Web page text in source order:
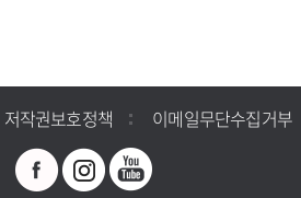
저작권보호정책 이메일무단수집거부